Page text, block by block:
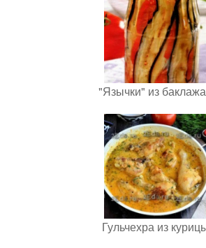
"Язычки" из
Гульчехра из